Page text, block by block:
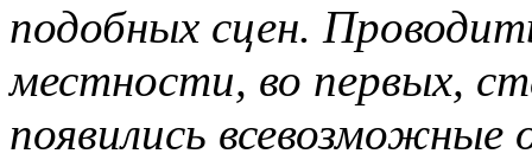
подобных сцен.
местности, во первых,
появились